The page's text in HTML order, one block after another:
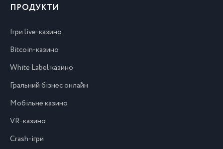
ПРОДУКТИ
Ігри live-казино
Bitcoin-казино
White Label казино
Гральний бізнес онлайн
Мобільне казино
VR-казино
Crash-ігри